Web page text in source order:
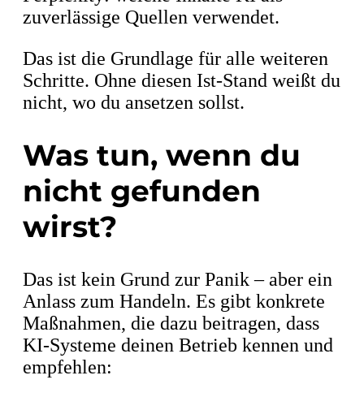
zuverlässige Quellen verwendet.
Das ist die Grundlage für alle weiteren
Schritte. Ohne diesen Ist-Stand weißt du
nicht, wo du ansetzen sollst.
Was tun, wenn du
nicht gefunden
wirst?
Das ist kein Grund zur Panik – aber ein
Anlass zum Handeln. Es gibt konkrete
Maßnahmen, die dazu beitragen, dass
KI-Systeme deinen Betrieb kennen und
empfehlen: